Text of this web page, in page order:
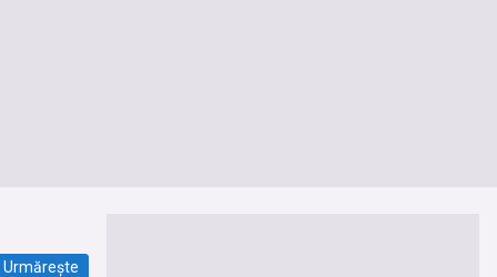
Urmărește